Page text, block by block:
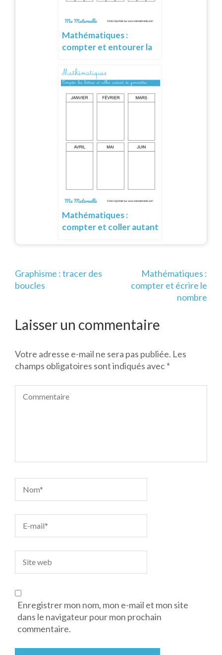
Mathématiques :
compter et entourer la
Mathématiques :
compter et coller autant
Navigation
de
Graphisme : tracer des
boucles
Mathématiques :
compter et écrire le
nombre
Laisser un commentaire
Votre adresse e-mail ne sera pas publiée. Les
champs obligatoires sont indiqués avec*
Enregistrer mon nom, mon e-mail et mon site
dans le navigateur pour mon prochain
commentaire.